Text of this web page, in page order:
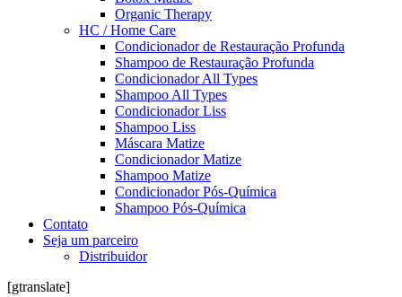
Organic Therapy
HC / Home Care
Condicionador de Restauração Profunda
Shampoo de Restauração Profunda
Condicionador All Types
Shampoo All Types
Condicionador Liss
Shampoo Liss
Máscara Matize
Condicionador Matize
Shampoo Matize
Condicionador Pós-Química
Shampoo Pós-Química
Contato
Seja um parceiro
Distribuidor
[gtranslate]